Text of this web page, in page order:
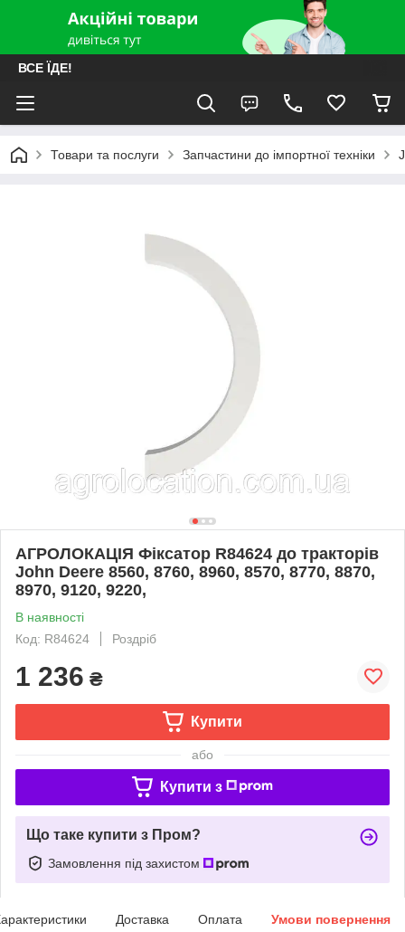
ВСЕ ЇДЕ!
Товари та послуги Запчастини до імпортної техніки
АГРОЛОКАЦІЯ Фіксатор R84624 до тракторів
John Deere 8560, 8760, 8960, 8570, 8770, 8870,
8970, 9120, 9220,
В наявності
Код: R84624
Роздріб
1 236 ₴
Купити
або
Купити з
Що таке купити з Пром?
Замовлення під захистом
Доставка Оплата Умови повернення